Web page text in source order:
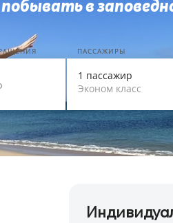
в
ПАССАЖИРЫ
1 пассажир
Эконом класс